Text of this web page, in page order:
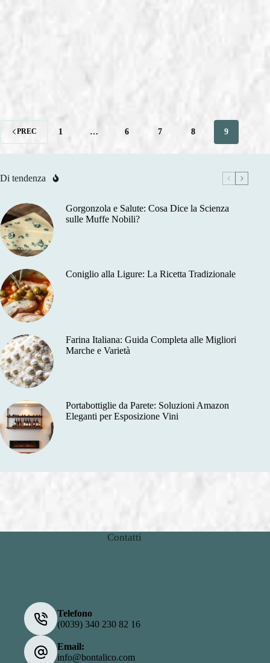
usi della farina per ogni ricetta.
PREC 1 … 6 7 8 9
Di tendenza
Gorgonzola e Salute: Cosa Dice la Scienza
sulle Muffe Nobili?
Coniglio alla Ligure: La Ricetta Tradizionale
Farina Italiana: Guida Completa alle Migliori
Marche e Varietà
Portabottiglie da Parete: Soluzioni Amazon
Eleganti per Esposizione Vini
Contatti
Telefono
(0039) 340 230 82 16
Email:
info@bontalico.com